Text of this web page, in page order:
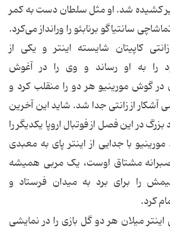
کشیده شد. او مثل سلطان دست به کمر
سانتیاگو برنابئو را ورانداز می‌کرد.
کاپیتان شایسته اینتر و یکی از
را به او رساند و وی را در آغوش
در گوش مورینیو هر دو را منقلب کرد و
آشکار از زانتی جدا شد. شاید این آخرین
در این فصل از فوتبال اروپا یکدیگر را
با جدایی از اینتر پای به معبدی
مشتاق اوست، یک مربی همیشه
را برای برد به میدان فرستاد و
کرد.
اینتر میلان هر دو گل بازی را در نمایشی